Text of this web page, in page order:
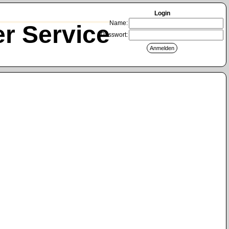
Service
Login
Name:
Passwort: